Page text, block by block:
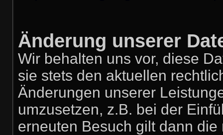
Änderung unserer
Wir behalten uns vor, diese
sie stets den aktuellen
Änderungen unserer
umzusetzen, z.B. bei der
erneuten Besuch gilt dann